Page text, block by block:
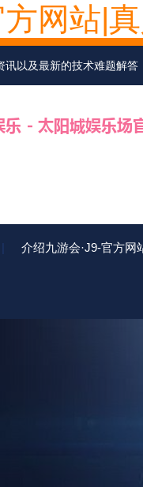
方网站|
讯以及最新的技术难题解答
介绍九游会·J9-官方网